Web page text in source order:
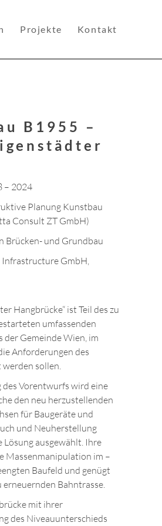
Projekte Kontakt
B1955 –
– 2024
Planung Kunstbau
Consult ZT GmbH)
Brücken- und Grundbau
GmbH,
Hangbrücke“ ist Teil des zu
umfassenden
Gemeinde Wien, im
Anforderungen des
sollen.
des Vorentwurfs wird eine
den neu herzustellenden
für Baugeräte und
und Neuherstellung
ausgewählt. Ihre
Massenmanipulation im –
Baufeld und genügt
Bahntrasse.
mit ihrer
des Niveauunterschieds